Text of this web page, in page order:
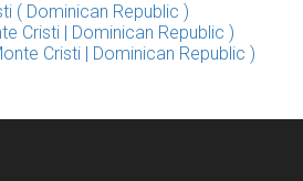
( Dominican Republic )
Cristi | Dominican Republic )
Cristi | Dominican Republic )